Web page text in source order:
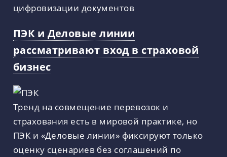
цифровизации документов
ПЭК и Деловые линии
рассматривают вход в страховой
бизнес
Тренд на совмещение перевозок и
страхования есть в мировой практике, но
ПЭК и «Деловые линии» фиксируют только
оценку сценариев без соглашений по